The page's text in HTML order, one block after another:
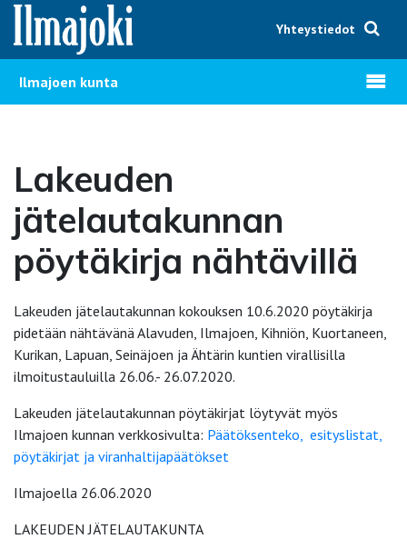
Hyppää sisältöön
Yhteystiedot
Ilmajoen kunta Avaa
Lakeuden
jätelautakunnan
pöytäkirja nähtävillä
Lakeuden jätelautakunnan kokouksen 10.6.2020 pöytäkirja
pidetään nähtävänä Alavuden, Ilmajoen, Kihniön, Kuortaneen,
Kurikan, Lapuan, Seinäjoen ja Ähtärin kuntien virallisilla
ilmoitustauluilla 26.06.- 26.07.2020.
Lakeuden jätelautakunnan pöytäkirjat löytyvät myös
Ilmajoen kunnan verkkosivulta: Päätöksenteko, esityslistat,
pöytäkirjat ja viranhaltijapäätökset
Ilmajoella 26.06.2020
LAKEUDEN JÄTELAUTAKUNTA